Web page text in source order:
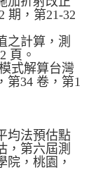
期，第21-32
之計算，測
頁。
式解算台灣
第34 卷，第1
均法預估點
，第六屆測
院，桃園，